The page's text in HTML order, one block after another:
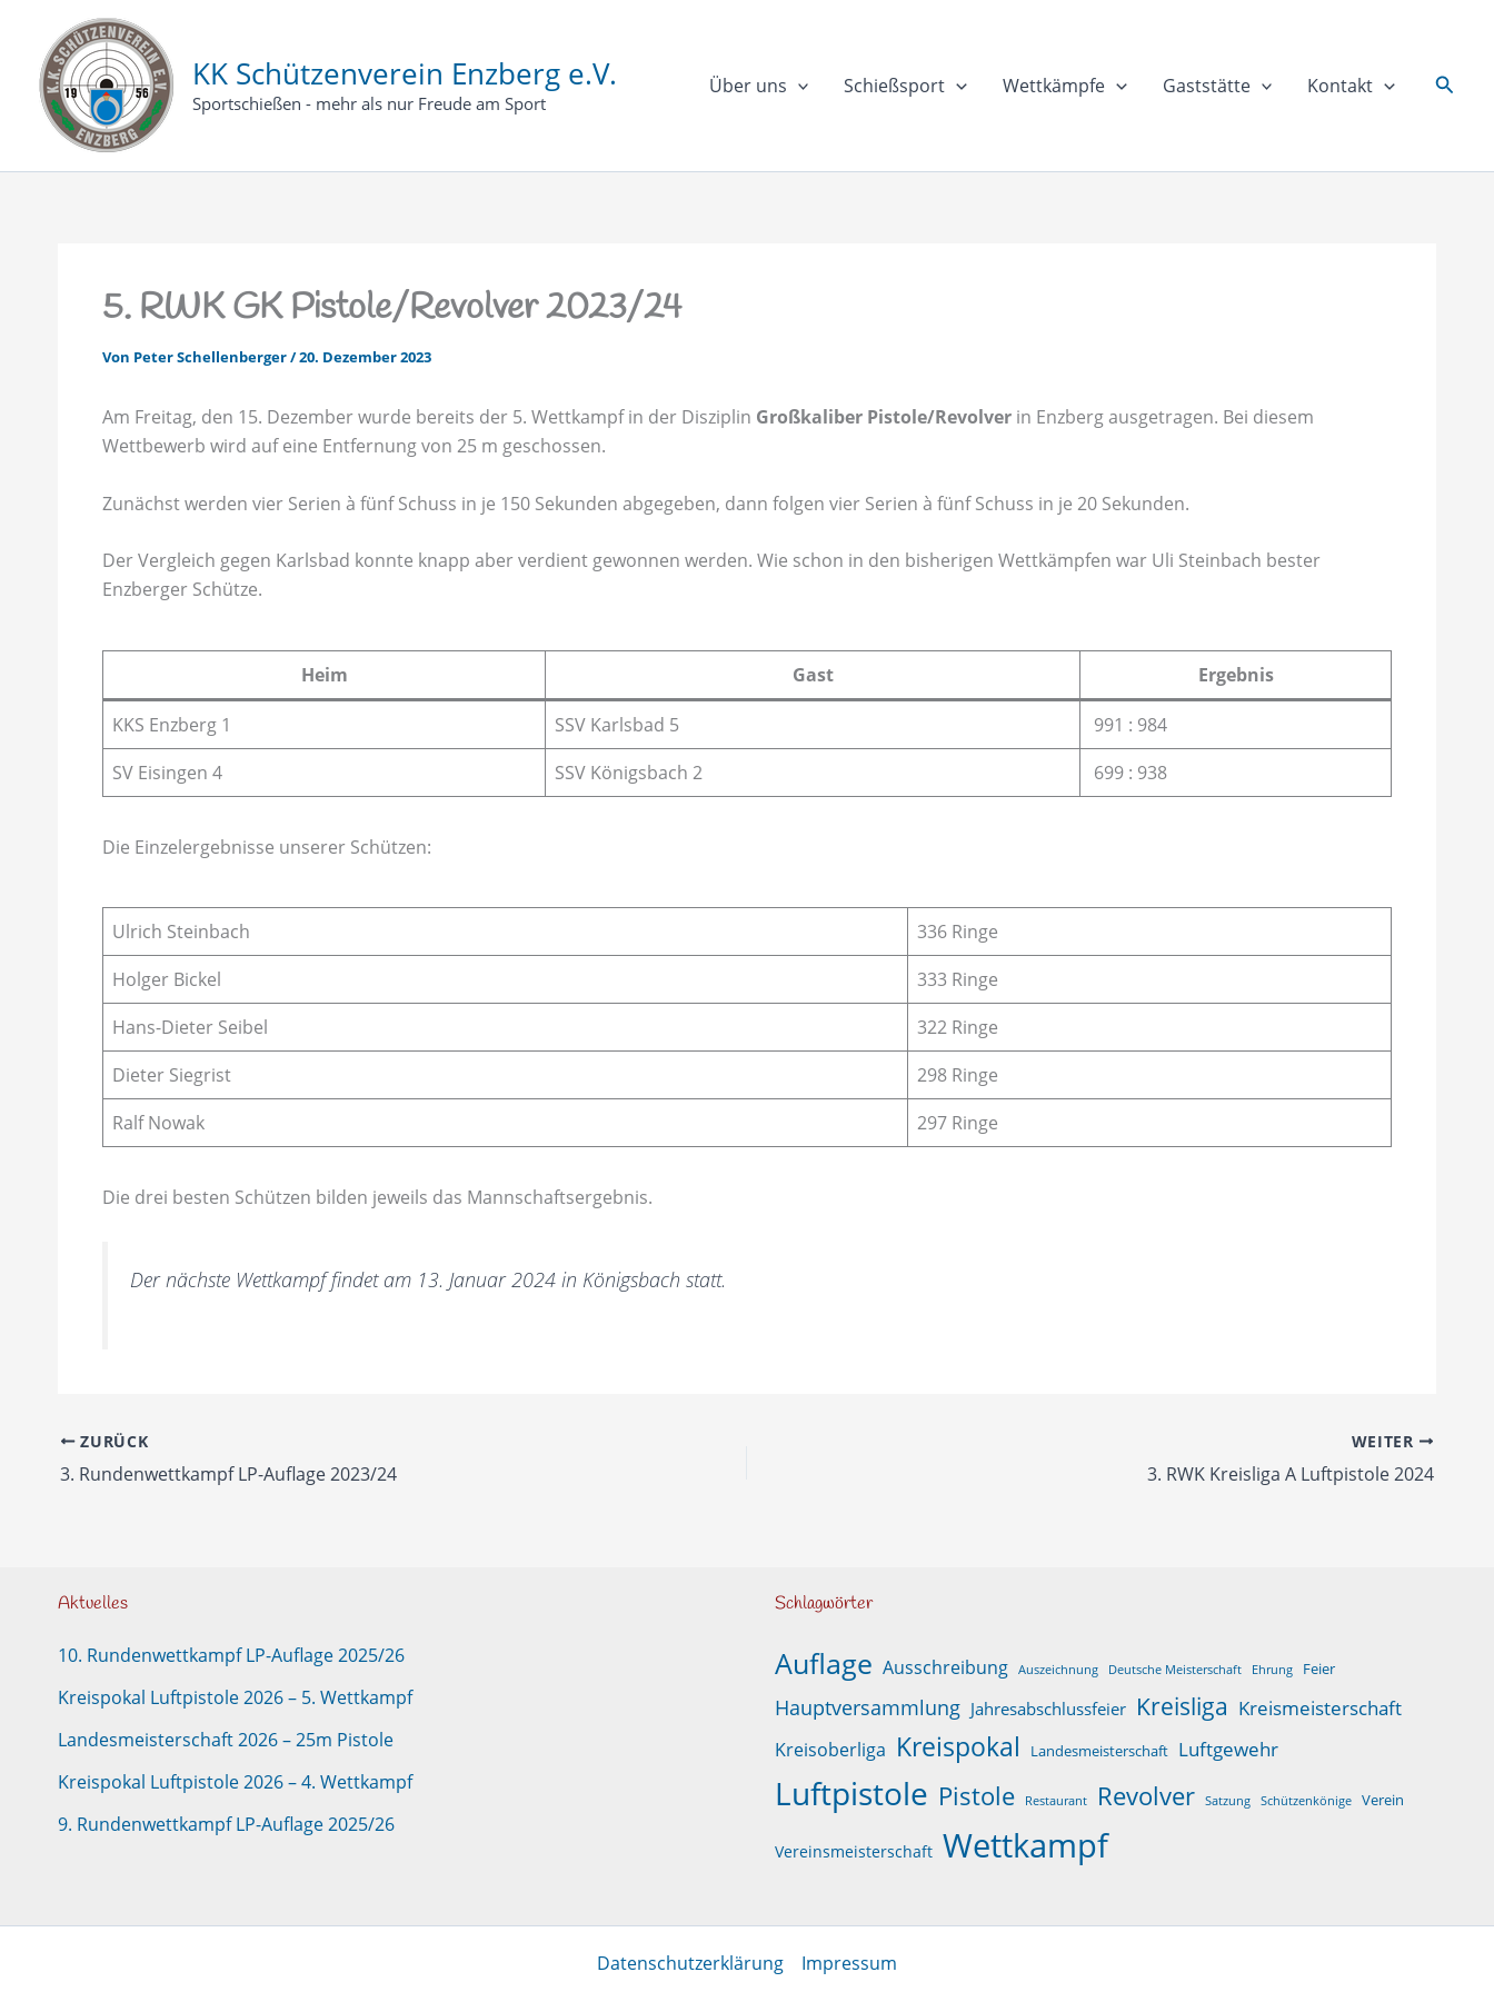
springen
KK Schützenverein Enzberg e.V.
Sportschießen - mehr als nur Freude am Sport
Über uns Schießsport Wettkämpfe Gaststätte Kontakt
5. RWK GK Pistole/Revolver 2023/24
Von Peter Schellenberger/20. Dezember 2023
Am Freitag, den 15. Dezember wurde bereits der 5. Wettkampf in der Disziplin Großkaliber Pistole/Revolver in Enzberg ausgetragen. Bei diesem
Wettbewerb wird auf eine Entfernung von 25 m geschossen.
Zunächst werden vier Serien à fünf Schuss in je 150 Sekunden abgegeben, dann folgen vier Serien à fünf Schuss in je 20 Sekunden.
Der Vergleich gegen Karlsbad konnte knapp aber verdient gewonnen werden. Wie schon in den bisherigen Wettkämpfen war Uli Steinbach bester
Enzberger Schütze.
Heim Gast Ergebnis
KKS Enzberg 1 SSV Karlsbad 5
991 : 984
SV Eisingen 4
SSV Königsbach 2 699 : 938
Die Einzelergebnisse unserer Schützen:
Ulrich Steinbach
336 Ringe
Holger Bickel
333 Ringe
Hans-Dieter Seibel
322 Ringe
Dieter Siegrist
298 Ringe
Ralf Nowak
297 Ringe
Die drei besten Schützen bilden jeweils das Mannschaftsergebnis.
Der nächste Wettkampf findet am 13. Januar 2024 in Königsbach statt.
ZURÜCK
3. Rundenwettkampf LP-Auflage 2023/24
WEITER
3. RWK Kreisliga A Luftpistole 2024
Aktuelles
10. Rundenwettkampf LP-Auflage 2025/26
Kreispokal Luftpistole 2026 – 5. Wettkampf
Landesmeisterschaft 2026 – 25m Pistole
Kreispokal Luftpistole 2026 – 4. Wettkampf
9. Rundenwettkampf LP-Auflage 2025/26
Schlagwörter
Auflage Ausschreibung Auszeichnung Deutsche Meisterschaft Ehrung Feier
Hauptversammlung Jahresabschlussfeier Kreisliga Kreismeisterschaft
Kreisoberliga Kreispokal Landesmeisterschaft Luftgewehr
Luftpistole Pistole Restaurant Revolver Satzung Schützenkönige Verein
Vereinsmeisterschaft Wettkampf
Datenschutzerklärung
Impressum